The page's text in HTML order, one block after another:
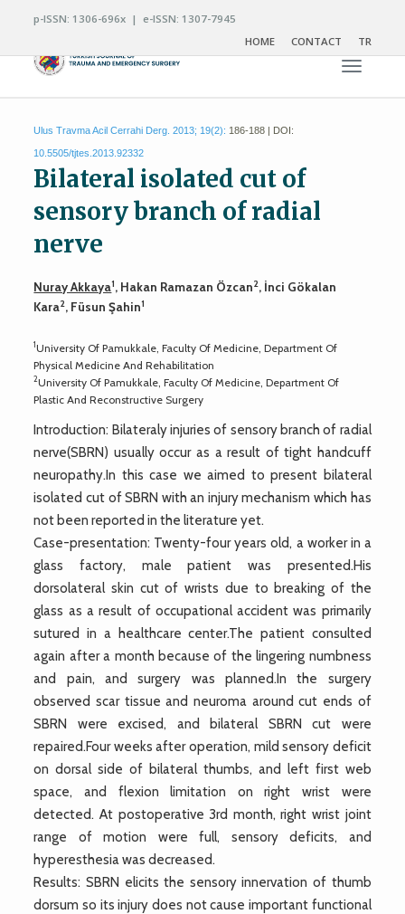
p-ISSN: 1306-696x | e-ISSN: 1307-7945
HOME
CONTACT TR
Toggle
Ulus Travma Acil Cerrahi Derg. 2013; 19(2): 186-188 | DOI:
10.5505/tjtes.2013.92332
Bilateral isolated cut of
sensory branch of radial
nerve
Nuray Akkaya1, Hakan Ramazan Özcan2, İnci Gökalan
Kara2, Füsun Şahin1
1University Of Pamukkale, Faculty Of Medicine, Department Of
Physical Medicine And Rehabilitation
2University Of Pamukkale, Faculty Of Medicine, Department Of
Plastic And Reconstructive Surgery
Introduction: Bilateraly injuries of sensory branch of radial
nerve(SBRN) usually occur as a result of tight handcuff
neuropathy.In this case we aimed to present bilateral
isolated cut of SBRN with an injury mechanism which has
not been reported in the literature yet.
Case-presentation: Twenty-four years old, a worker in a
glass factory, male patient was presented.His
dorsolateral skin cut of wrists due to breaking of the
glass as a result of occupational accident was primarily
sutured in a healthcare center.The patient consulted
again after a month because of the lingering numbness
and pain, and surgery was planned.In the surgery
observed scar tissue and neuroma around cut ends of
SBRN were excised, and bilateral SBRN cut were
repaired.Four weeks after operation, mild sensory deficit
on dorsal side of bilateral thumbs, and left first web
space, and flexion limitation on right wrist were
detected. At postoperative 3rd month, right wrist joint
range of motion were full, sensory deficits, and
hyperesthesia was decreased.
Results: SBRN elicits the sensory innervation of thumb
dorsum so its injury does not cause important functional